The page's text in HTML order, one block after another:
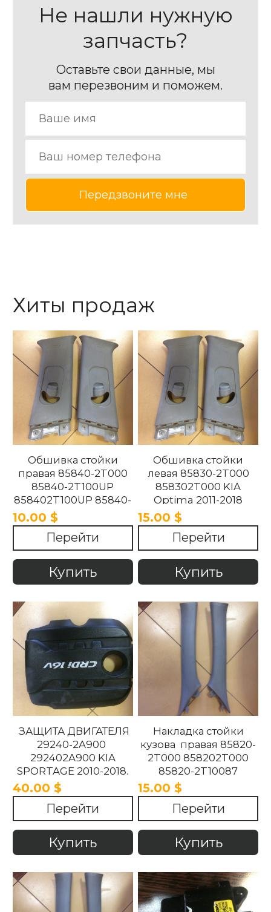
Не нашли нужную
запчасть?
Оставьте свои данные, мы
вам перезвоним и поможем.
Хиты продаж
Обшивка стойки
правая 85840-2T000
85840-2T100UP
858402T100UP 85840-
2T100UP KIA Optima
2011-2018
10.00 $
Перейти
Купить
Обшивка стойки
левая 85830-2T000
858302T000 KIA
Optima 2011-2018
15.00 $
Перейти
Купить
ЗАЩИТА ДВИГАТЕЛЯ
29240-2A900
292402A900 KIA
SPORTAGE 2010-2018.
40.00 $
Перейти
Купить
Накладка стойки
кузова правая 85820-
2T000 858202T000
85820-2T10087
858202T10087 85820-
2T100UP
858202T100UP Kia
Optima 2010 -2015
15.00 $
Перейти
Купить